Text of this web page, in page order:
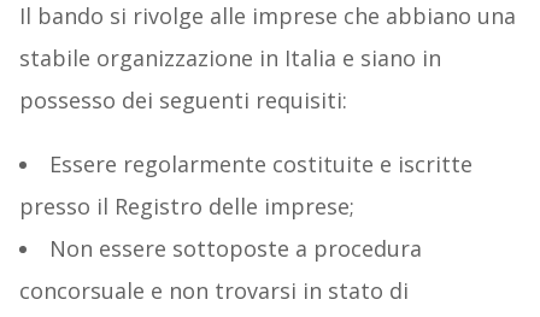
Il bando si rivolge alle imprese che abbiano una
stabile organizzazione in Italia e siano in
possesso dei seguenti requisiti:
Essere regolarmente costituite e iscritte
presso il Registro delle imprese;
Non essere sottoposte a procedura
concorsuale e non trovarsi in stato di